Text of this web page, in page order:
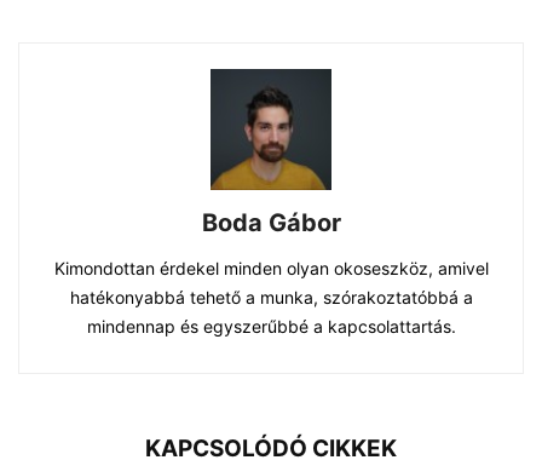
Boda Gábor
Kimondottan érdekel minden olyan okoseszköz, amivel
hatékonyabbá tehető a munka, szórakoztatóbbá a
mindennap és egyszerűbbé a kapcsolattartás.
KAPCSOLÓDÓ CIKKEK